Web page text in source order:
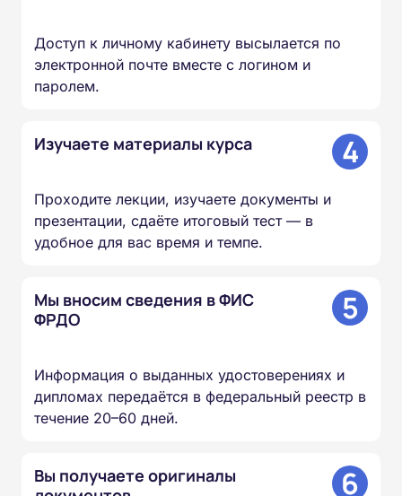
Доступ к личному кабинету высылается по
электронной почте вместе с логином и
паролем.
Изучаете материалы курса 4
Проходите лекции, изучаете документы и
презентации, сдаёте итоговый тест — в
удобное для вас время и темпе.
Мы вносим сведения в ФИС
ФРДО
5
Информация о выданных удостоверениях и
дипломах передаётся в федеральный реестр в
течение 20–60 дней.
Вы получаете оригиналы
6